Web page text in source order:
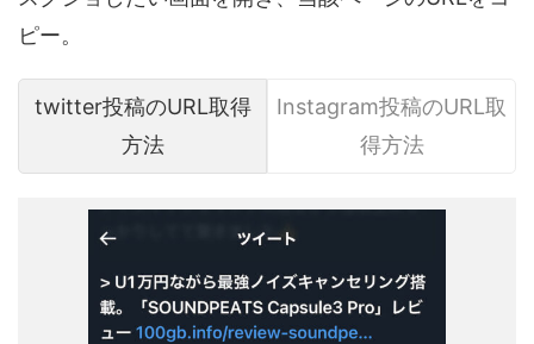
ピー。
twitter投稿のURL取得
方法
Instagram投稿のURL取
得方法